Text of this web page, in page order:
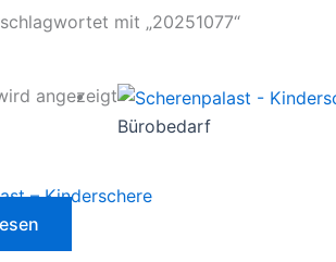
mit „20251077“
angezeigt
Bürobedarf
– Kinderschere